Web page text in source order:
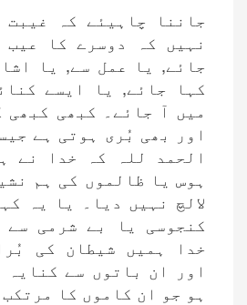
جاننا چاہیئے کہ
نہیں کہ دوسرے کا عیب
جائے, یا عمل سے, یا
کہا جائے, یا ایسے
میں آ جائے۔ کبھی کبھی
اور بھی بُری ہوتی ہے
الحمد للہ کہ خدا نے
ہوس یا ظالموں کی ہم
لالچ نہیں دیا۔ یا یہ
کنجوسی یا بے شرمی سے
خدا ہمیں شیطان کی
اور ان باتوں سے
ہو جو ان کاموں کا مرتکب